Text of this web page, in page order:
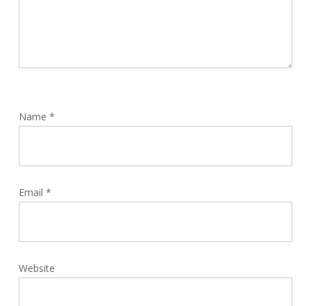
Name *
Email *
Website